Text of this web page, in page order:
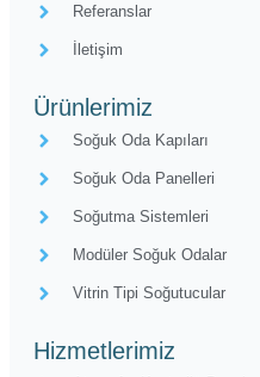
Referanslar
İletişim
Ürünlerimiz
Soğuk Oda Kapıları
Soğuk Oda Panelleri
Soğutma Sistemleri
Modüler Soğuk Odalar
Vitrin Tipi Soğutucular
Hizmetlerimiz